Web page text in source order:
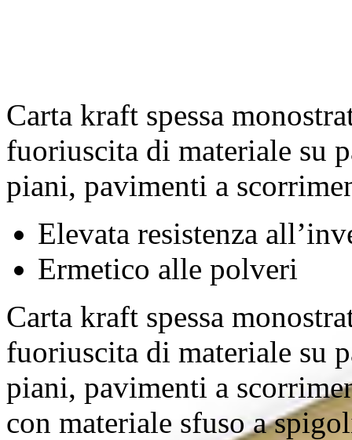
Carta kraft spessa
fuoriuscita di materiale su
piani, pavimenti a
Elevata resistenza
Ermetico alle polveri
Carta kraft spessa
fuoriuscita di materiale su
piani, pavimenti a
con materiale sfuso a